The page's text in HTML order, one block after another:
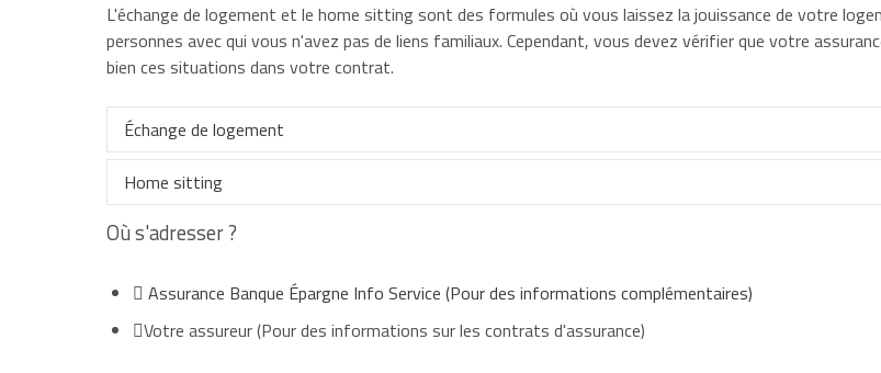
L'échange de logement et le home sittingsont des formules où vous laissez la jouissance de votre
personnes avec qui vous n'avez pas de liens familiaux. Cependant, vous devez vérifier que votre
bien ces situations dans votre contrat.
Échange de logement
Cette pratique est une formule de voyage et de vacances qui permet à 2 familles d'échanger pour un
maison ou leur appartement.
Vérifiez que ce cas de figure est prévu dans votre contrat d'assurance (c'est le cas de la majorité des
multirisques habitation). Il faut souvent simplement communiquer à votre assurance l'identité des
la période de l'échange.
Home sitting
domicile à un gardien (ou
home sitter).
Celui-ci s'installe dans le logement pendant cette période et bénéficie de ses équipements. En échange,
Où s'adresser ?
Assurance Banque Épargne Info Service (Pour des informations complémentaires)
Votre assureur(Pour des informations sur les contrats d'assurance)